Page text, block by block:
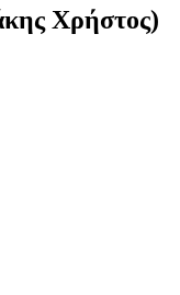
Χρήστος)